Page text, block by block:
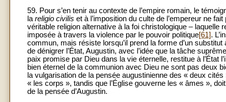
59. Pour s’en tenir au contexte de l’empire romain, le
la religio civilis et à l’imposition du culte de l’empereur ne
véritable religion alternative à la foi christologique – laquelle
imposée à travers la violence par le pouvoir politique[61].
commun, mais résiste lorsqu’il prend la forme d’un
de dénigrer l’État, Augustin, avec l’idée que la tâche
paix promise par Dieu dans la vie éternelle, restitue à l’État
bien éternel de la communion avec Dieu ne sont pas deux
la vulgarisation de la pensée augustinienne des « deux
« les corps », tandis que l’Église gouverne les « âmes »,
de la pensée d’Augustin.